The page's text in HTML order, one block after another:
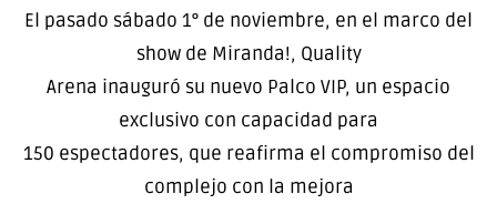
El pasado sábado 1° de noviembre, en el marco del
show de Miranda!, Quality
Arena inauguró su nuevo Palco VIP, un espacio
exclusivo con capacidad para
150 espectadores, que reafirma el compromiso del
complejo con la mejora